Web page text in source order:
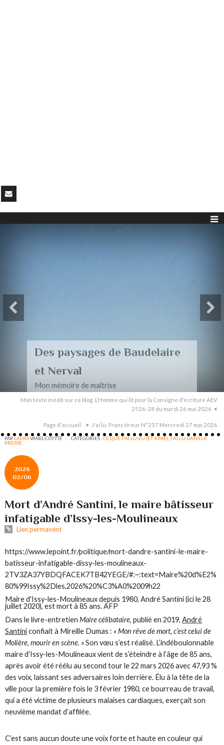
Des paysages de Baudelaire
et Nerval
Mon mémoire de maîtrise
Mon texte inédit sur ce blog: L’Homme qui lit pour la Consigne d'écriture AEV
2526-28 du mardi 26 mai 2026
Page d'accueil J'ai lu: Franc tireur N°237 Mercredi 27 mai 2026
PARLAURAVANEL-COYTTE CATÉGORIES :CE QUE J'AI LU,VU (ET AIMÉ) ,J'AI LU DANS LA
PRESSE
2026
02/06
Mort d’André Santini, le maire bâtisseur
infatigable d’Issy-les-Moulineaux
Lien permanent
https://www.lepoint.fr/politique/mort-dandre-santini-le-maire-
batisseur-infatigable-dissy-les-moulineaux-
2TV3ZA37YBDQFACEK7TB42YEGE/#:~:text=Maire%20d%E2%
80%99Issy%2Dles,2026%20%C3%A0%2009h22
Maire d'Issy-les-Moulineaux depuis 1980, André Santini (ici le 28
juillet 2020), est mort à 85 ans. AFP
Dans le livre-entretienMaire célibataire, publié en 2019,André
Santiniconfiait à Mireille Dumas : « Mon rêve de mort, c’est celui de
Molière, mourir en scène. »Son vœu s’est réalisé. L’indéboulonnable
maire d’Issy-les-Moulineaux vient de s’éteindre à l’âge de 85 ans,
après avoir été réélu au second tour le 22 mars 2026 avec 47,93 %
des voix, laissant ses adversaires loin derrière. Élu à la tête de la
ville pour la première fois le 3 février 1980, ce bourreau de travail,
qui a été victime de plusieurs malaises cardiaques, exerçait son
neuvième mandat d’affilée.
C’est sans aucun doute une voix forte et haute en couleur qui